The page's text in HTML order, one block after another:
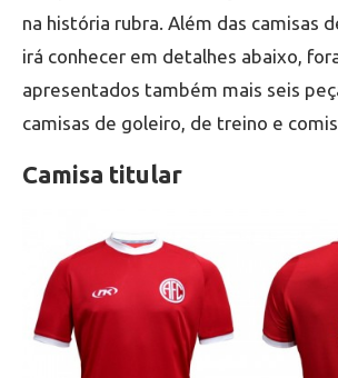
na história rubra. Além das camisas
irá conhecer em detalhes abaixo,
apresentados também mais seis
camisas de goleiro, de treino e
Camisa titular